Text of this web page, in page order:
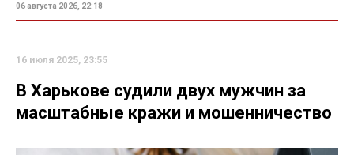
06 августа 2026, 22:18
16 июля 2025, 23:55
В Харькове судили двух мужчин за
масштабные кражи и мошенничество